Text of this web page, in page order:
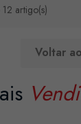
artigo(s)
Voltar